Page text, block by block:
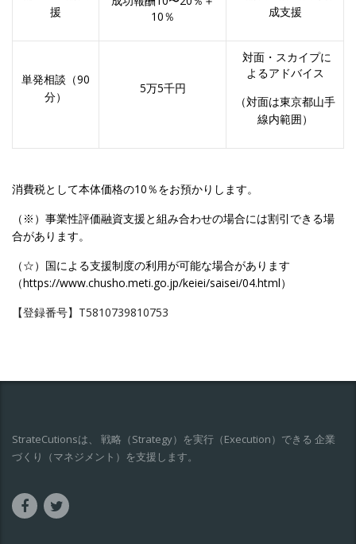
援
10％
成支援
単発相談（90
分）
5万5千円
対面・スカイプに
よるアドバイス
（対面は東京都山手
線内範囲）
消費税として本体価格の10％をお預かりします。
（※）事業性評価融資支援と組み合わせの場合には割引できる場
合があります。
（☆）国による支援制度の利用が可能な場合があります
（https://www.chusho.meti.go.jp/keiei/saisei/04.html）
【登録番号】T5810739810753
StrateCutionsは、 戦略（Strategy）を実行（Execution）できる 企業
づくり（マネジメント）を支援します。